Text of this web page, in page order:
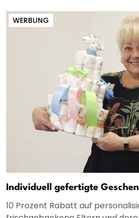
WERBUNG
Individuell gefertigte
10 Prozent Rabatt auf